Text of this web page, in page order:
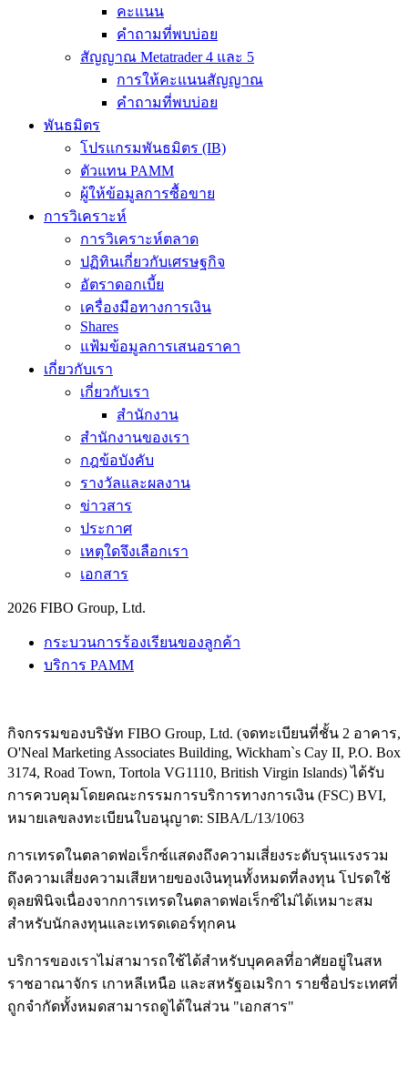
คะแนน
คำถามที่พบบ่อย
สัญญาณ Metatrader 4 และ 5
การให้คะแนนสัญญาณ
คำถามที่พบบ่อย
พันธมิตร
โปรแกรมพันธมิตร (IB)
ตัวแทน PAMM
ผู้ให้ข้อมูลการซื้อขาย
การวิเคราะห์
การวิเคราะห์ตลาด
ปฏิทินเกี่ยวกับเศรษฐกิจ
อัตราดอกเบี้ย
เครื่องมือทางการเงิน
Shares
แฟ้มข้อมูลการเสนอราคา
เกี่ยวกับเรา
เกี่ยวกับเรา
สำนักงาน
สำนักงานของเรา
กฎข้อบังคับ
รางวัลและผลงาน
ข่าวสาร
ประกาศ
เหตุใดจึงเลือกเรา
เอกสาร
2026 FIBO Group, Ltd.
กระบวนการร้องเรียนของลูกค้า
บริการ PAMM
กิจกรรมของบริษัท FIBO Group, Ltd. (จดทะเบียนที่ชั้น 2 อาคาร,
O'Neal Marketing Associates Building, Wickham`s Cay II, P.O. Box
3174, Road Town, Tortola VG1110, British Virgin Islands) ได้รับ
การควบคุมโดยคณะกรรมการบริการทางการเงิน (FSC) BVI,
หมายเลขลงทะเบียนใบอนุญาต: SIBA/L/13/1063
การเทรดในตลาดฟอเร็กซ์แสดงถึงความเสี่ยงระดับรุนแรงรวม
ถึงความเสี่ยงความเสียหายของเงินทุนทั้งหมดที่ลงทุน โปรดใช้
ดุลยพินิจเนื่องจากการเทรดในตลาดฟอเร็กซ์ไม่ได้เหมาะสม
สำหรับนักลงทุนและเทรดเดอร์ทุกคน
บริการของเราไม่สามารถใช้ได้สำหรับบุคคลที่อาศัยอยู่ในสห
ราชอาณาจักร เกาหลีเหนือ และสหรัฐอเมริกา รายชื่อประเทศที่
ถูกจำกัดทั้งหมดสามารถดูได้ในส่วน "เอกสาร"